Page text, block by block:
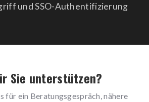
und SSO-Authentifizierung
Sie unterstützen?
für ein Beratungsgespräch, nähere